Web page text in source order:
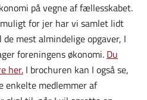
på vegne af fællesskabet.
for jer har vi samlet lidt
mest almindelige opgaver, I
foreningens økonomi. Du
her. I brochuren kan I også se,
enkelte medlemmer af